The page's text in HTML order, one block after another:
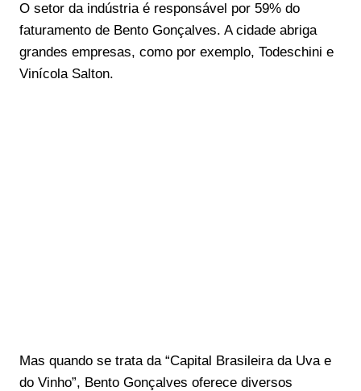
O setor da indústria é responsável por 59% do
faturamento de Bento Gonçalves. A cidade abriga
grandes empresas, como por exemplo, Todeschini e
Vinícola Salton.
Mas quando se trata da “Capital Brasileira da Uva e
do Vinho”, Bento Gonçalves oferece diversos